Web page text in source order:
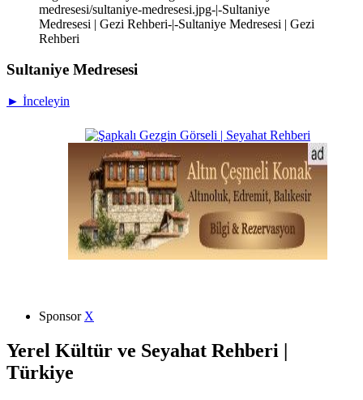
medresesi/sultaniye-medresesi.jpg-|-Sultaniye
Medresesi | Gezi Rehberi-|-Sultaniye Medresesi | Gezi
Rehberi
Sultaniye Medresesi
► İnceleyin
Sponsor X
Yerel Kültür ve Seyahat Rehberi |
Türkiye